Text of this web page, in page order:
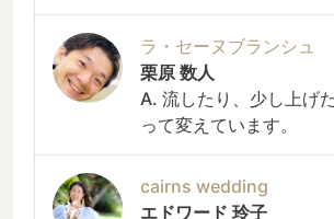
ラ・セーヌブランシュ
栗原 数人
A. 流したり、少し上げ
って変えています。
cairns wedding
エドワード 玲子